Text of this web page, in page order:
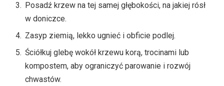
Posadź krzew na tej samej głębokości, na jakiej rósł
w doniczce.
Zasyp ziemią, lekko ugnieć i obficie podlej.
Ściółkuj glebę wokół krzewu korą, trocinami lub
kompostem, aby ograniczyć parowanie i rozwój
chwastów.